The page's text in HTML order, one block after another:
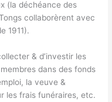
(la déchéance des
collaborèrent avec
1911).
& d’investir les
dans des fonds
la veuve &
les frais funéraires, etc.